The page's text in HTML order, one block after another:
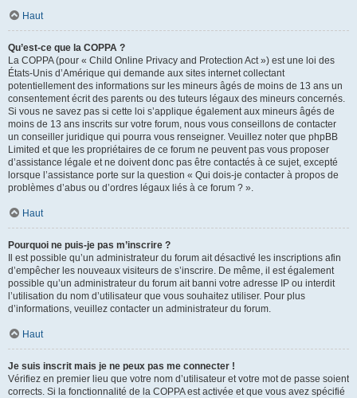
Haut
Qu’est-ce que la COPPA ?
La COPPA (pour « Child Online Privacy and Protection Act ») est une loi des
États-Unis d’Amérique qui demande aux sites internet collectant
potentiellement des informations sur les mineurs âgés de moins de 13 ans un
consentement écrit des parents ou des tuteurs légaux des mineurs concernés.
Si vous ne savez pas si cette loi s’applique également aux mineurs âgés de
moins de 13 ans inscrits sur votre forum, nous vous conseillons de contacter
un conseiller juridique qui pourra vous renseigner. Veuillez noter que phpBB
Limited et que les propriétaires de ce forum ne peuvent pas vous proposer
d’assistance légale et ne doivent donc pas être contactés à ce sujet, excepté
lorsque l’assistance porte sur la question « Qui dois-je contacter à propos de
problèmes d’abus ou d’ordres légaux liés à ce forum ? ».
Haut
Pourquoi ne puis-je pas m’inscrire ?
Il est possible qu’un administrateur du forum ait désactivé les inscriptions afin
d’empêcher les nouveaux visiteurs de s’inscrire. De même, il est également
possible qu’un administrateur du forum ait banni votre adresse IP ou interdit
l’utilisation du nom d’utilisateur que vous souhaitez utiliser. Pour plus
d’informations, veuillez contacter un administrateur du forum.
Haut
Je suis inscrit mais je ne peux pas me connecter !
Vérifiez en premier lieu que votre nom d’utilisateur et votre mot de passe soient
corrects. Si la fonctionnalité de la COPPA est activée et que vous avez spécifié